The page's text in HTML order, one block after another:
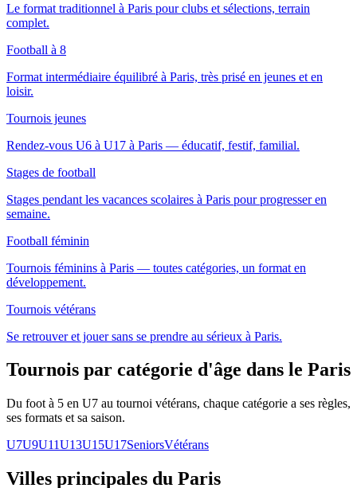
Le format traditionnel à Paris pour clubs et sélections, terrain
complet.
Football à 8
Format intermédiaire équilibré à Paris, très prisé en jeunes et en
loisir.
Tournois jeunes
Rendez-vous U6 à U17 à Paris — éducatif, festif, familial.
Stages de football
Stages pendant les vacances scolaires à Paris pour progresser en
semaine.
Football féminin
Tournois féminins à Paris — toutes catégories, un format en
développement.
Tournois vétérans
Se retrouver et jouer sans se prendre au sérieux à Paris.
Tournois par catégorie d'âge dans le Paris
Du foot à 5 en U7 au tournoi vétérans, chaque catégorie a ses règles,
ses formats et sa saison.
U7U9U11U13U15U17SeniorsVétérans
Villes principales du Paris